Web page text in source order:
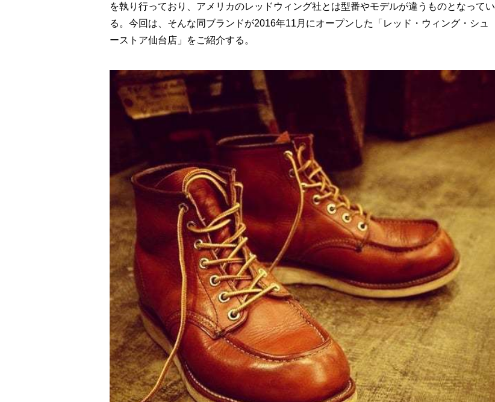
を執り行っており、アメリカのレッドウィング社とは型番やモデルが違うものとなってい
る。今回は、そんな同ブランドが2016年11月にオープンした「レッド・ウィング・シュ
ーストア仙台店」をご紹介する。